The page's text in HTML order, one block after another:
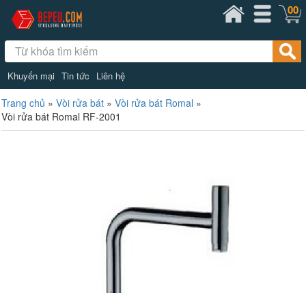
Khuyến mại Tin tức Liên hệ
00
Trang chủ » Vòi rửa bát » Vòi rửa bát Romal »
Vòi rửa bát Romal RF-2001